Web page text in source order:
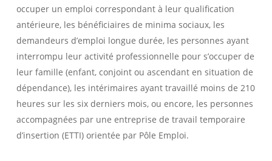
occuper un emploi correspondant à leur qualification
antérieure, les bénéficiaires de minima sociaux, les
demandeurs d’emploi longue durée, les personnes ayant
interrompu leur activité professionnelle pour s’occuper de
leur famille (enfant, conjoint ou ascendant en situation de
dépendance), les intérimaires ayant travaillé moins de 210
heures sur les six derniers mois, ou encore, les personnes
accompagnées par une entreprise de travail temporaire
d’insertion (ETTI) orientée par Pôle Emploi.